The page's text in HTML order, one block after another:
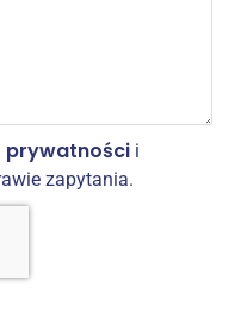
prywatności i
zapytania.